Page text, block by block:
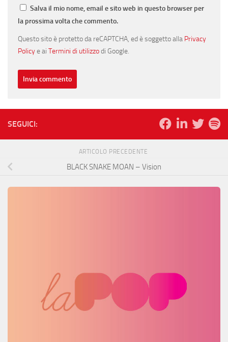
Salva il mio nome, email e sito web in questo browser per
la prossima volta che commento.
Questo sito è protetto da reCAPTCHA, ed è soggetto alla Privacy
Policye ai Termini di utilizzodi Google.
SEGUICI:
ARTICOLO PRECEDENTE
BLACK SNAKE MOAN – Vision